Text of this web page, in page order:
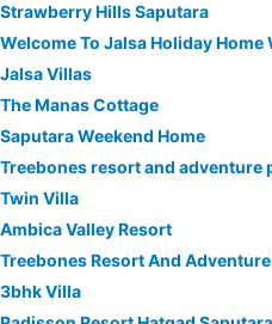
Strawberry Hills Saputara
Jalsa Villas
The Manas Cottage
Saputara Weekend Home
Treebones resort and adventure
Twin Villa
Ambica Valley Resort
Treebones Resort And
3bhk Villa